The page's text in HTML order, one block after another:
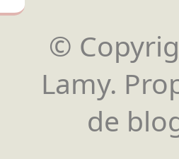
©
Lamy.
de